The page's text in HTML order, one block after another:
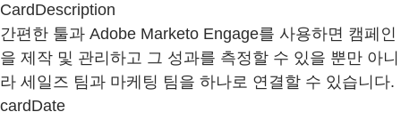
CardDescription
간편한 툴과 Adobe Marketo Engage를 사용하면 캠페인
을 제작 및 관리하고 그 성과를 측정할 수 있을 뿐만 아니
라 세일즈 팀과 마케팅 팀을 하나로 연결할 수 있습니다.
cardDate